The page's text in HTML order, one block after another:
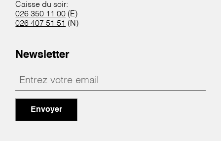
Caisse du soir:
026 350 11 00 (E)
026 407 51 51 (N)
Newsletter
Envoyer